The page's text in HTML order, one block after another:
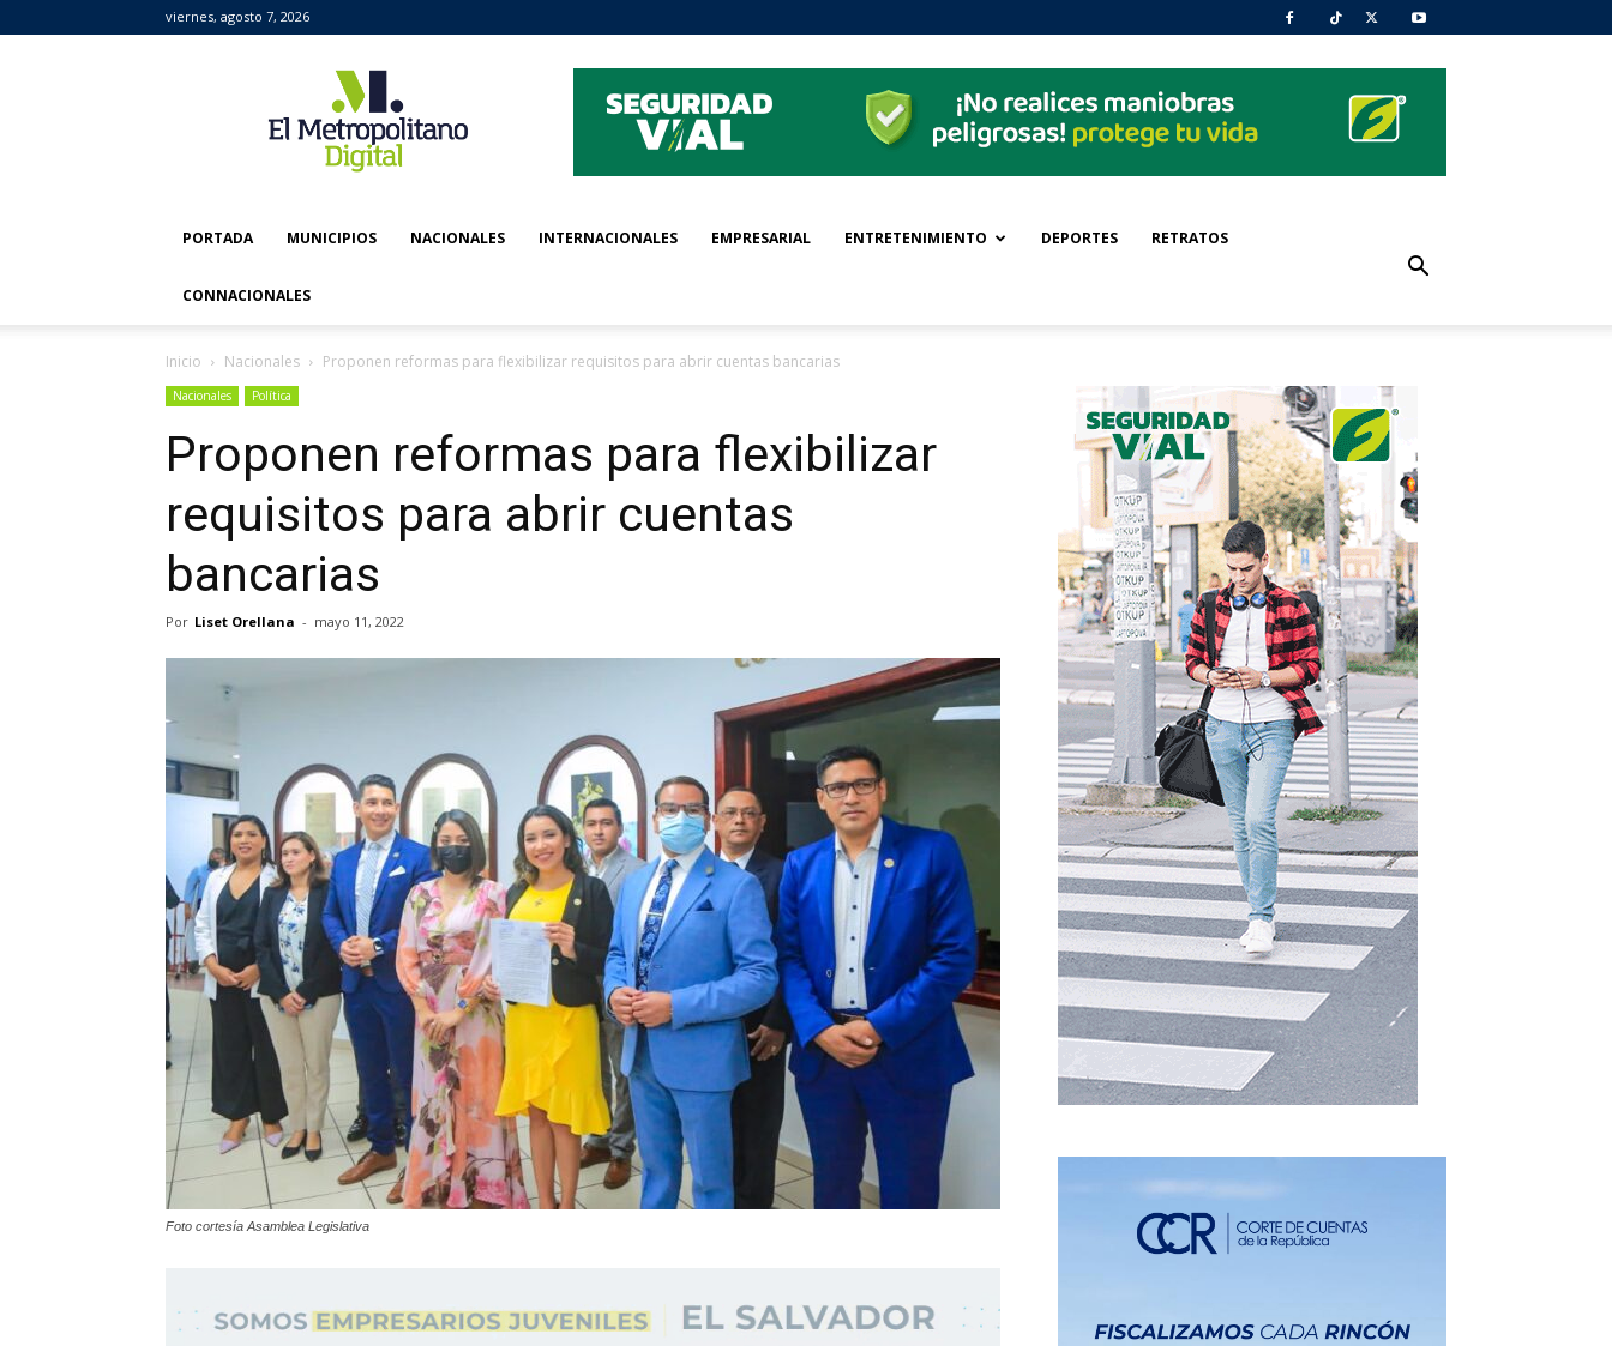
viernes, agosto 7, 2026
Metropolitano
Digital
PORTADA MUNICIPIOS NACIONALES INTERNACIONALES EMPRESARIAL ENTRETENIMIENTO DEPORTES RETRATOS
CONNACIONALES
Inicio Nacionales Proponen reformas para flexibilizar requisitos para abrir cuentas bancarias
Nacionales Política
Proponen reformas para flexibilizar
requisitos para abrir cuentas
bancarias
Por Liset Orellana - mayo 11, 2022
Foto cortesía Asamblea Legislativa